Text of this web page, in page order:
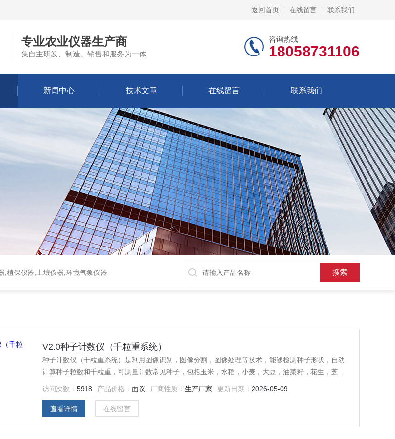
返回首页 在线留言 联系我们
专业农业仪器生产商
集自主研发、制造、销售和服务为一体
咨询热线
18058731106
新闻中心 技术文章 在线留言 联系我们
,植保仪器,土壤仪器,环境气象仪器
V2.0种子计数仪（千粒重系统）
种子计数仪（千粒重系统）是利用图像识别，图像分割，图像处理等技术，能够检测种子形状，自动
计算种子粒数和千粒重，可测量计数常见种子，包括玉米，水稻，小麦，大豆，油菜籽，花生，芝
访问次数：5918 产品价格：面议 厂商性质：生产厂家 更新日期： 2026-05-09
查看详情 在线留言